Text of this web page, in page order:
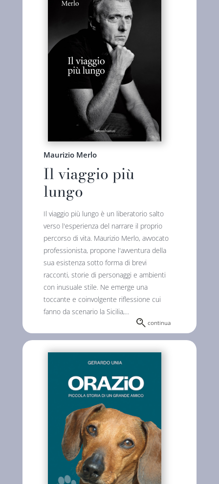
Maurizio Merlo
Il viaggio più
lungo
Il viaggio più lungo è un liberatorio salto
verso l'esperienza del narrare il proprio
percorso di vita. Maurizio Merlo, avvocato
professionista, propone l'avventura della
sua esistenza sotto forma di brevi
racconti, storie di personaggi e ambienti
con inusuale stile. Ne emerge una
toccante e coinvolgente riflessione cui
fanno da scenario la Sicilia,...
continua